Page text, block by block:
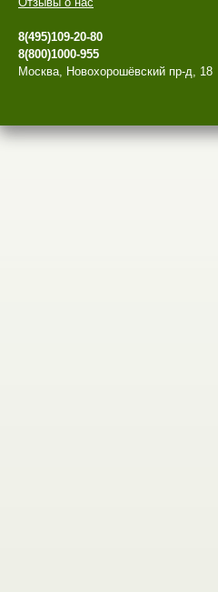
8(495)109-20-80
8(800)1000-955
Москва, Новохорошёвский пр-д, 18